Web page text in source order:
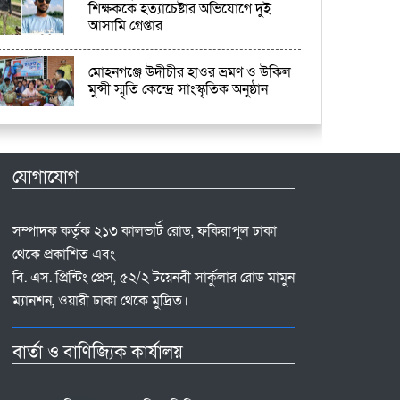
শিক্ষককে হত্যাচেষ্টার অভিযোগে দুই
আসামি গ্রেপ্তার
মোহনগঞ্জে উদীচীর হাওর ভ্রমণ ও উকিল
মুন্সী স্মৃতি কেন্দ্রে সাংস্কৃতিক অনুষ্ঠান
যোগাযোগ
সম্পাদক কর্তৃক ২১৩ কালভার্ট রোড, ফকিরাপুল ঢাকা
থেকে প্রকাশিত এবং
বি. এস. প্রিন্টিং প্রেস, ৫২/২ টয়েনবী সার্কুলার রোড মামুন
ম্যানশন, ওয়ারী ঢাকা থেকে মুদ্রিত।
বার্তা ও বাণিজ্যিক কার্যালয়